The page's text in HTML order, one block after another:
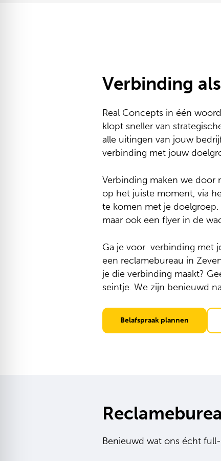
Verbinding
Real Concepts in één
klopt sneller van
alle uitingen van jouw
verbinding met jouw
Verbinding maken we door
op het juiste moment, via
te komen met je
maar ook een flyer in de
Ga je voor verbinding met
een reclamebureau in
je die verbinding maakt?
seintje. We zijn benieuwd
Belafspraak plannen
Benieuwd wat ons écht